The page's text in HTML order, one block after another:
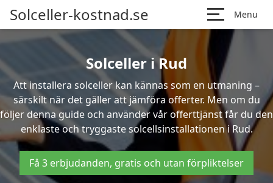
Solceller-kostnad.se Menu
Solceller i Rud
Att installera solceller kan kännas som en utmaning –
särskilt när det gäller att jämföra offerter. Men om du
följer denna guide och använder vår offerttjänst får du den
enklaste och tryggaste solcellsinstallationen i Rud.
Få 3 erbjudanden, gratis och utan förpliktelser